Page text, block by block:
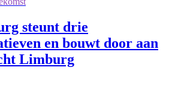
steunt drie
en bouwt door aan
Limburg